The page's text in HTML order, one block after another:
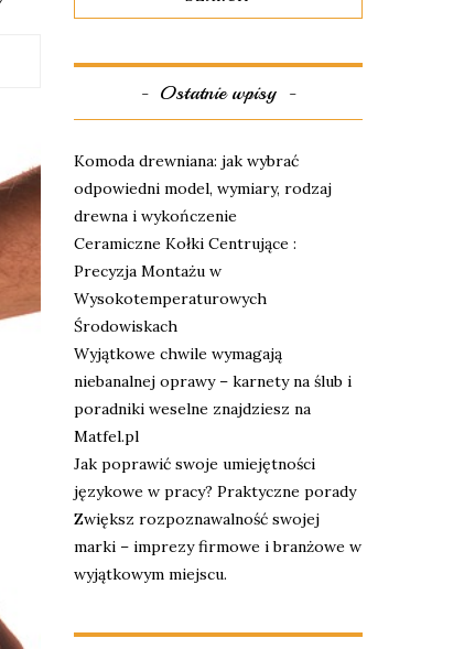
Ostatnie wpisy
Komoda drewniana: jak wybrać
odpowiedni model, wymiary, rodzaj
drewna i wykończenie
Ceramiczne Kołki Centrujące :
Precyzja Montażu w
Wysokotemperaturowych
Środowiskach
Wyjątkowe chwile wymagają
niebanalnej oprawy – karnety na ślub i
poradniki weselne znajdziesz na
Matfel.pl
Jak poprawić swoje umiejętności
językowe w pracy? Praktyczne porady
Zwiększ rozpoznawalność swojej
marki – imprezy firmowe i branżowe w
wyjątkowym miejscu.